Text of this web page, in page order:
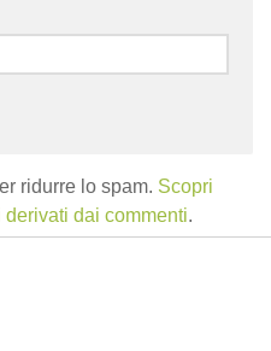
ridurre lo spam. Scopri
dai commenti.